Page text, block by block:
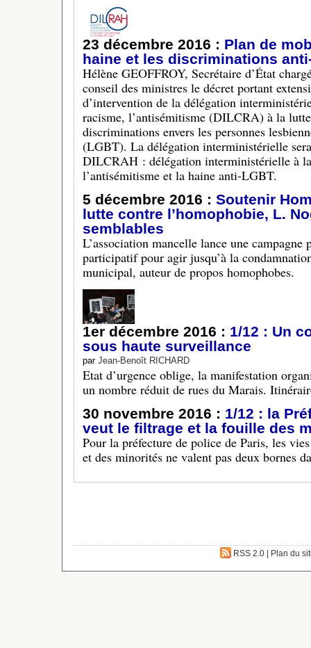
23 décembre 2016 : Plan de
haine et les discriminations
Hélène GEOFFROY, Secrétaire d’État
conseil des ministres le décret portant
d’intervention de la délégation
racisme, l’antisémitisme (DILCRA) à la
discriminations envers les personnes
(LGBT). La délégation interministérielle
DILCRAH : délégation interministérielle à
l’antisémitisme et la haine anti-LGBT.
5 décembre 2016 : Soutenir
lutte contre l’homophobie, L.
semblables
L’association mancelle lance une campagne
participatif pour agir jusqu’à la
municipal, auteur de propos homophobes.
1er décembre 2016 : 1/12 : Un
sous haute surveillance
par Jean-Benoît RICHARD
Etat d’urgence oblige, la manifestation
un nombre réduit de rues du Marais.
30 novembre 2016 : 1/12 : la
veut le filtrage et la fouille des
Pour la préfecture de police de Paris, les
et des minorités ne valent pas deux bornes
RSS 2.0 | Plan du